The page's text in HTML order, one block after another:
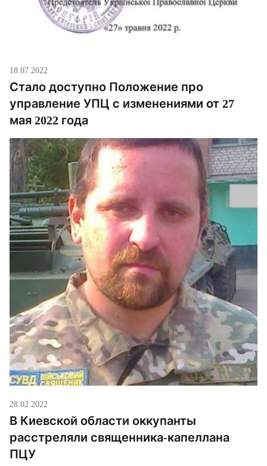
18.07.2022
Стало доступно Положение про
управление УПЦ с изменениями от 27
мая 2022 года
28.02.2022
В Киевской области оккупанты
расстреляли священника-капеллана
ПЦУ